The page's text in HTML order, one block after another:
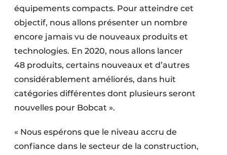
équipements compacts. Pour atteindre cet
objectif, nous allons présenter un nombre
encore jamais vu de nouveaux produits et
technologies. En 2020, nous allons lancer
48 produits, certains nouveaux et d’autres
considérablement améliorés, dans huit
catégories différentes dont plusieurs seront
nouvelles pour Bobcat ».
« Nous espérons que le niveau accru de
confiance dans le secteur de la construction,